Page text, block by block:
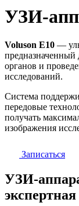
УЗИ-
Voluson E10 —
предназначенный
органов и
исследований.
Система
передовые
получать
изображения
Записаться
УЗИ-